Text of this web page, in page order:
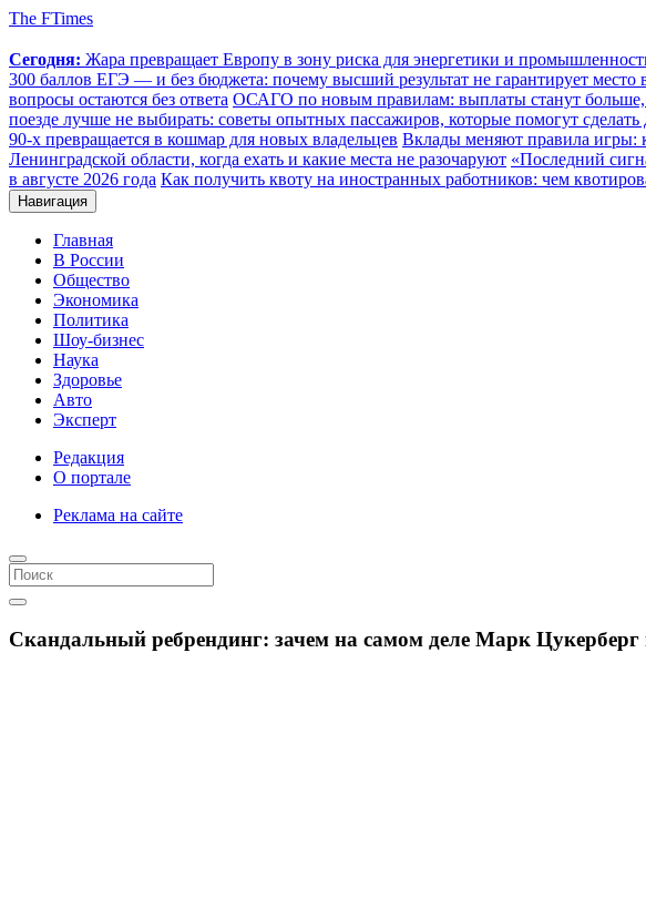
The FTimes
Сегодня: Жара превращает Европу в зону риска для энергетики и
300 баллов ЕГЭ — и без бюджета: почему высший результат не гарантирует место
вопросы остаются без ответа ОСАГО по новым правилам: выплаты станут больше,
поезде лучше не выбирать: советы опытных пассажиров, которые помогут сделать
90-х превращается в кошмар для новых владельцев Вклады меняют правила игры:
Ленинградской области, когда ехать и какие места не разочаруют «Последний
в августе 2026 года Как получить квоту на иностранных работников: чем
Навигация
Главная
В России
Общество
Экономика
Политика
Шоу-бизнес
Наука
Здоровье
Авто
Эксперт
Редакция
О портале
Реклама на сайте
Скандальный ребрендинг: зачем на самом деле Марк Цукерберг